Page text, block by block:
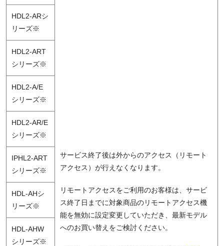
サービス終了後は外からのアクセス（リモート
アクセス）が行えなくなります。
リモートアクセスをご利用のお客様は、サービ
ス終了日までに対象商品のリモートアクセス機
能を無効に設定変更していただき、最新モデル
へのお買い替えをご検討ください。
HDL2-ARシ
リーズ※
HDL2-ART
シリーズ※
HDL2-A/E
シリーズ※
HDL2-AR/E
シリーズ※
IPHL2-ART
シリーズ※
HDL-AHシ
リーズ※
HDL-AHW
シリーズ※